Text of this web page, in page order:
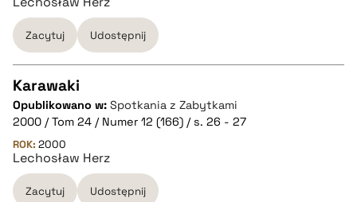
pobierz cytat
BIBTEX
pobierz cytat
Zacytuj Udostępnij
CZYSTY TEKST
pobierz cytat
Karawaki
Opublikowano w: Spotkania z Zabytkami
2000 / Tom 24 / Numer 12 (166) / s. 26 - 27
ROK: 2000
Lechosław Herz
Zacytuj Udostępnij